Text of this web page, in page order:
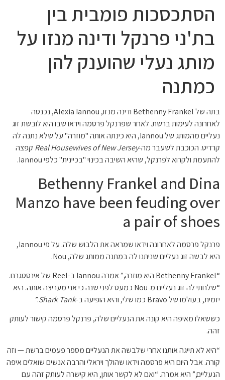
הסתכסכות פומבית בין
בת'ני פרנקל ודינה מנזו על
מותג נעלי שהוענק להן
כמתנה
בתה של Bethenny Frankel ודינה מנזו, Alexia Iannou, נכנסה
לאחרונה לעימות ברשת. לאחר שפרנקל פרסמה וידאו שבו היא לובשת זוג
נעליים מהמותג של Iannou, היא כינתה אותה "מוזרה" על שלא נתנה לה
קרדיט. הכוכבת לשעבר מה-Real Housewives of New Jersey קפצה
להתעמת ולקרוא לפרנקל, שהיא השיבה בכינוי "בכיינית" כלפי Iannou.
Bethenny Frankel and Dina
Manzo have been feuding over
a pair of shoes
פרנקל פרסמה לאחרונה וידאו שמראה את הלבוש שלה. על פי Iannou,
היא לבשה זוג נעליים שניתנו לה במתנה ממותג שלה, Nou.
“Bethenny Frankel היא מוזרה,” אמרה Iannou ב-Reel של אינסטגרם.
“שלחתי לה זוג נעליים מ-Nou כמעט לפני שנה כי אני מעריצה אותה. היא
יזמית, בעולמו של Bravo כמו שלי, והיא הופיעה ב-
Shark Tank
.”
כששאלו מאיפה היא קונה את הנעליים שלה, פרנקל פרסמה קישור לעותק
זהה.
“היא לא תייגה אותנו אחרי שלבשה את הנעליים מספר פעמים ברשת — וזה
קורה. אבל היום היא פרסמה וידאו שהולך ויראלי והרבה אנשים שואלים איפה
הנעליים,” היא אמרה. “ואם לא לקשר אותן, היא קישרה לעותק זהה עם